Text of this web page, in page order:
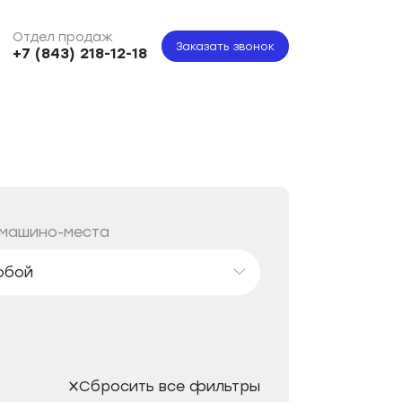
Отдел продаж
+7 (843) 218-12-18 Заказать звонок
места
Сбросить все фильтры